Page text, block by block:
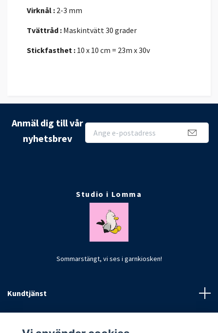
Virknål : 2-3 mm
Tvättråd : Maskintvätt 30 grader
Stickfasthet : 10 x 10 cm = 23m x 30v
Anmäl dig till vår
nyhetsbrev
Studio i Lomma
Sommarstängt, vi ses i garnkiosken!
Kundtjänst